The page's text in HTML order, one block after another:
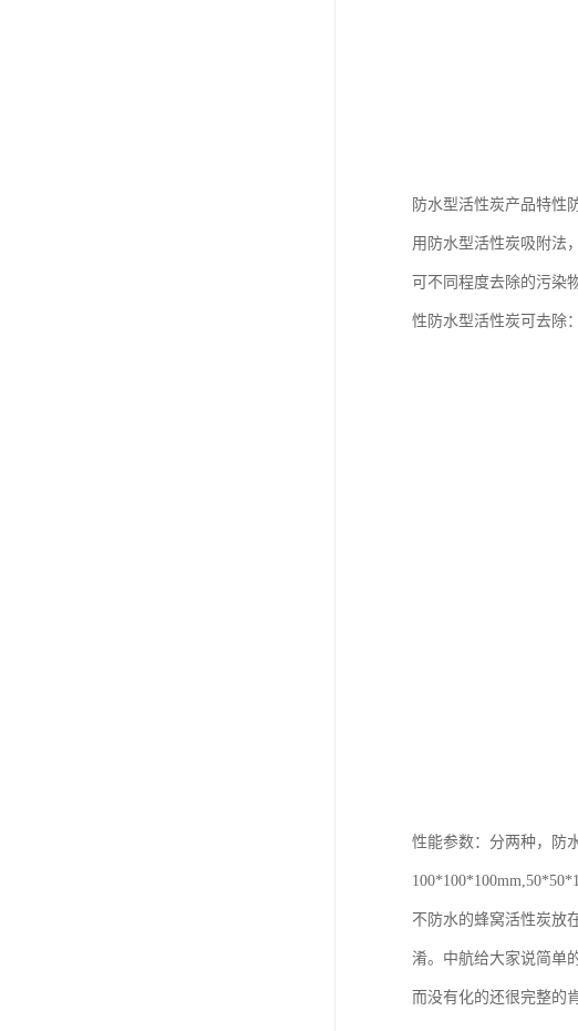
防水型活性炭产品特性
用防水型活性炭吸附法
可不同程度去除的污染
性防水型活性炭可去除
性能参数：分两种，防
不防水的蜂窝活性炭放
淆。中航给大家说简单
而没有化的还很完整的